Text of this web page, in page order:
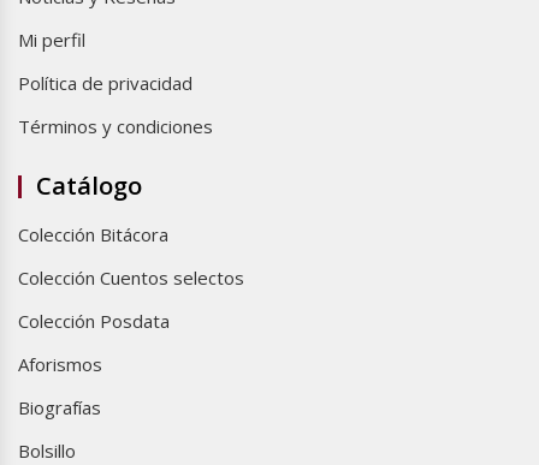
Mi perfil
Política de privacidad
Términos y condiciones
Catálogo
Colección Bitácora
Colección Cuentos selectos
Colección Posdata
Aforismos
Biografías
Bolsillo